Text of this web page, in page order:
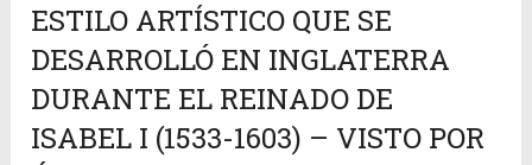
ESTILO ARTÍSTICO QUE SE
DESARROLLÓ EN INGLATERRA
DURANTE EL REINADO DE
ISABEL I (1533-1603) – VISTO POR